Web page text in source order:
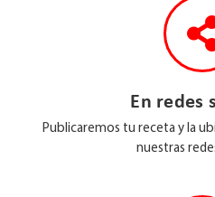
En redes
Publicaremos tu receta y la
nuestras